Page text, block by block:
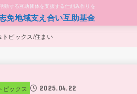
動する互助団体を支援する仕組み作りを
トピックス 住まい
ピックス 2025.04.22